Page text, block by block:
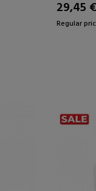
29,45 €
Regular